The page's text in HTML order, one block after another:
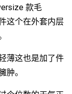
款毛
这个在外套内层
薄这也是加了件
肿。